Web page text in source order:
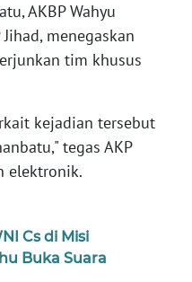
AKBP Wahyu
menegaskan
tim khusus
kejadian tersebut
tegas AKP
elektronik.
Cs di Misi
Buka Suara